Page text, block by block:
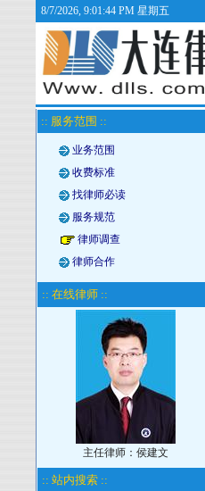
8/7/2026, 9:01:45 PM 星期五
:: 服务范围 ::
业务范围
收费标准
找律师必读
服务规范
律师调查
律师合作
:: 在线律师 ::
主任律师：侯建文
:: 站内搜索 ::